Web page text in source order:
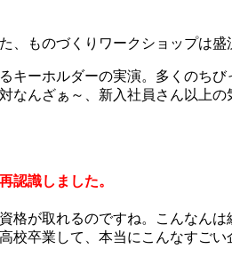
ものづくりワークショップは盛
キーホルダーの実演。多くのち
んざぁ～、新入社員さん以上
認識しました。
格が取れるのですね。こんなん
校卒業して、本当にこんなすご